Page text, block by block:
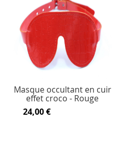
Masque occultant en cuir
effet croco - Rouge
24,00 €